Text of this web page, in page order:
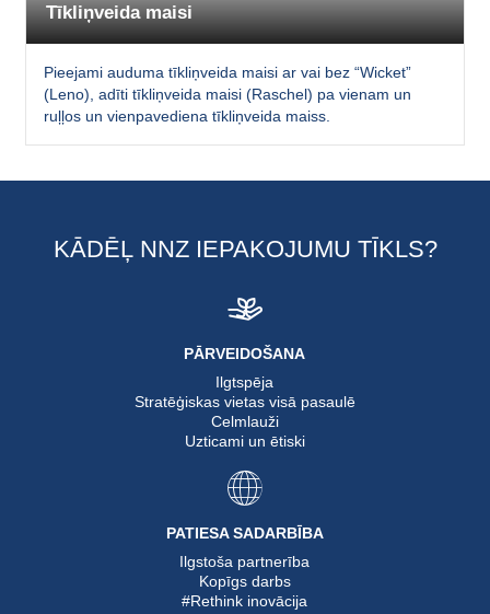
Tīkliņveida maisi
Pieejami auduma tīkliņveida maisi ar vai bez “Wicket”
(Leno), adīti tīkliņveida maisi (Raschel) pa vienam un
ruļļos un vienpavediena tīkliņveida maiss.
KĀDĒĻ NNZ IEPAKOJUMU TĪKLS?
PĀRVEIDOŠANA
Ilgtspēja
Stratēģiskas vietas visā pasaulē
Celmlauži
Uzticami un ētiski
PATIESA SADARBĪBA
Ilgstoša partnerība
Kopīgs darbs
#Rethink inovācija